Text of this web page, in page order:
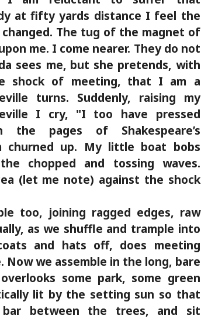
at fifty yards distance I feel the
The tug of the magnet of
me. I come nearer. They do not
sees me, but she pretends, with
shock of meeting, that I am a
turns. Suddenly, raising my
I cry, "I too have pressed
the pages of Shakespeare’s
churned up. My little boat bobs
chopped and tossing waves.
(let me note) against the shock
too, joining ragged edges, raw
as we shuffle and trample into
and hats off, does meeting
Now we assemble in the long, bare
some park, some green
lit by the setting sun so that
between the trees, and sit